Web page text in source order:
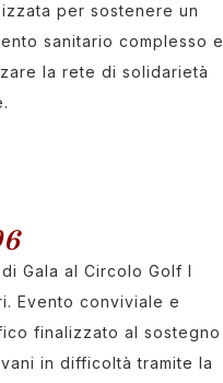
per sostenere un
sanitario complesso e
la rete di solidarietà
Gala al Circolo Golf I
Evento conviviale e
finalizzato al sostegno
in difficoltà tramite la